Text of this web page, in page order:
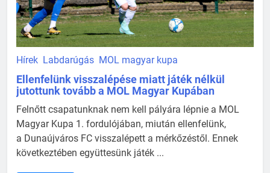
Hírek Labdarúgás MOL magyar kupa
Ellenfelünk visszalépése miatt játék nélkül
jutottunk tovább a MOL Magyar Kupában
Felnőtt csapatunknak nem kell pályára lépnie a MOL
Magyar Kupa 1. fordulójában, miután ellenfelünk,
a Dunaújváros FC visszalépett a mérkőzéstől. Ennek
következtében együttesünk játék ...